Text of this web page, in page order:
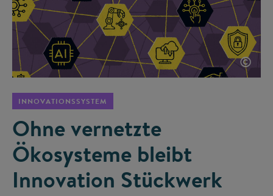
©
INNOVATIONSSYSTEM
Ohne vernetzte
Ökosysteme bleibt
Innovation Stückwerk